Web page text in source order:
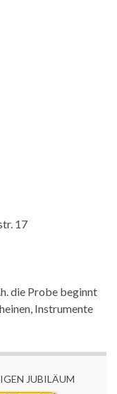
17
die Probe beginnt
Instrumente
JUBILÄUM